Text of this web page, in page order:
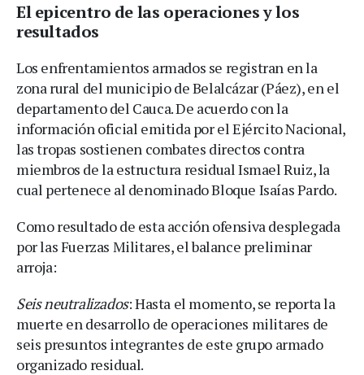
El epicentro de las operaciones y los
resultados
Los enfrentamientos armados se registran en la
zona rural del municipio de Belalcázar (Páez), en el
departamento del Cauca. De acuerdo con la
información oficial emitida por el Ejército Nacional,
las tropas sostienen combates directos contra
miembros de la estructura residual Ismael Ruiz, la
cual pertenece al denominado Bloque Isaías Pardo.
Como resultado de esta acción ofensiva desplegada
por las Fuerzas Militares, el balance preliminar
arroja:
Seis neutralizados: Hasta el momento, se reporta la
muerte en desarrollo de operaciones militares de
seis presuntos integrantes de este grupo armado
organizado residual.